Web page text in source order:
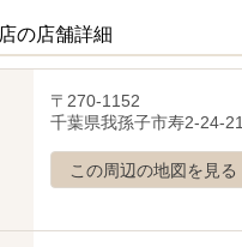
の店舗詳細
〒270-1152
千葉県我孫子市寿2-24-21
この周辺の地図を見る